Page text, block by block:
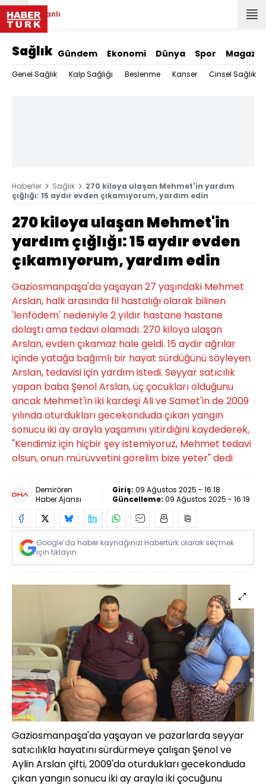
Canlı
Sağlık Gündem Ekonomi Dünya Spor Magazin
Genel Sağlık Kalp Sağlığı Beslenme Kanser Cinsel Sağlık
Haberler Sağlık
270 kiloya ulaşan Mehmet'in yardım
çığlığı: 15 aydır evden çıkamıyorum, yardım edin
270 kiloya ulaşan Mehmet'in
yardım çığlığı: 15 aydır evden
çıkamıyorum, yardım edin
Gaziosmanpaşa'da yaşayan 27 yaşındaki Mehmet
Arslan, halk arasında fil hastalığı olarak bilinen
'lenfödem' nedeniyle 2 yıldır hastane hastane
dolaştı ama tedavi olamadı. 270 kiloya ulaşan
Arslan, evden çıkamaz hale geldi. 15 aydır ağrılar
içinde yatağa bağımlı bir hayat sürdüğünü söyleyen
Arslan, tedavisi için yardım istedi. Seyyar satıcılık
yapan baba Şenol Arslan, üç çocukları olduğunu
ancak Mehmet'in iki kardeşi Ali ve Samet'in de 2009
yılında oturdukları gecekonduda çıkan yangın
sonucu iki ay arayla yaşamını yitirdiğini kaydederek,
"Kendimiz için hiçbir şey istemiyoruz, Mehmet tedavi
olsun, onun mürüvvetini görelim bize yeter" dedi
Demirören
Haber Ajansı
Giriş: 09 Ağustos 2025 - 16:18
Güncelleme: 09 Ağustos 2025 - 16:19
Google’da haber kaynağınızı Habertürk olarak seçmek
için tıklayın
Gaziosmanpaşa'da yaşayan ve pazarlarda seyyar
satıcılıkla hayatını sürdürmeye çalışan Şenol ve
Aylin Arslan çifti, 2009'da oturdukları gecekonduda
çıkan yangın sonucu iki ay arayla iki çocuğunu